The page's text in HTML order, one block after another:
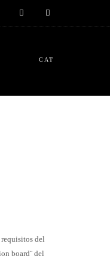
CAT
del
board¨ del